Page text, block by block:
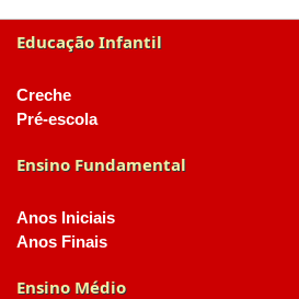
Educação Infantil
Creche
Pré-escola
Ensino Fundamental
Anos Iniciais
Anos Finais
Ensino Médio